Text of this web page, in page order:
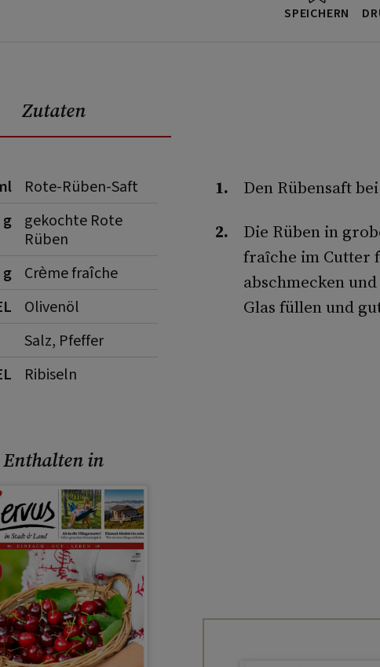
SPEICHERN
Zutaten
Rote-Rüben-Saft
g
gekochte Rote
Rüben
g
Crème fraîche
Olivenöl
Salz, Pfeffer
Ribiseln
Enthalten in
Den Rübensaft
Die Rüben in
fraîche im Cutter
abschmecken
Glas füllen und